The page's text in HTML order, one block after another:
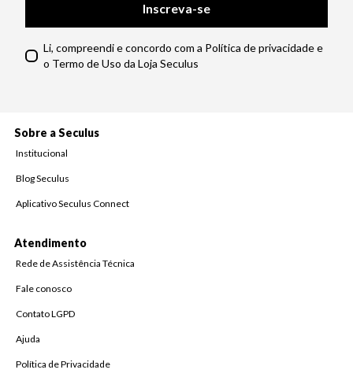
Inscreva-se
Li, compreendi e concordo com a Política de privacidade e
o Termo de Uso da Loja Seculus
Sobre a Seculus
Institucional
Blog Seculus
Aplicativo Seculus Connect
Atendimento
Rede de Assistência Técnica
Fale conosco
Contato LGPD
Ajuda
Política de Privacidade